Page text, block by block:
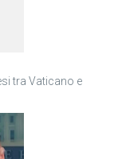
tra Vaticano e